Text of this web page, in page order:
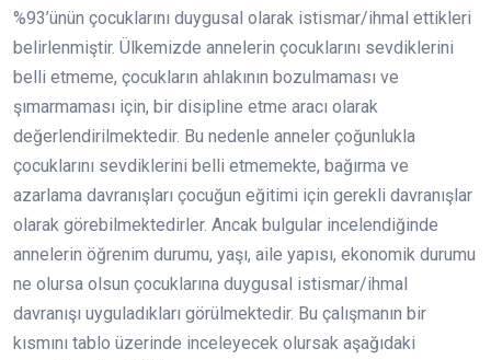
%93’ünün çocuklarını duygusal olarak istismar/ihmal ettikleri
belirlenmiştir. Ülkemizde annelerin çocuklarını sevdiklerini
belli etmeme, çocukların ahlakının bozulmaması ve
şımarmaması için, bir disipline etme aracı olarak
değerlendirilmektedir. Bu nedenle anneler çoğunlukla
çocuklarını sevdiklerini belli etmemekte, bağırma ve
azarlama davranışları çocuğun eğitimi için gerekli davranışlar
olarak görebilmektedirler. Ancak bulgular incelendiğinde
annelerin öğrenim durumu, yaşı, aile yapısı, ekonomik durumu
ne olursa olsun çocuklarına duygusal istismar/ihmal
davranışı uyguladıkları görülmektedir. Bu çalışmanın bir
kısmını tablo üzerinde inceleyecek olursak aşağıdaki